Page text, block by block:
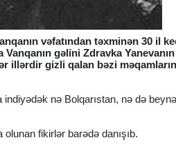
vəfatından təxminən 30 il
gəlini Zdravka Yanevanın
illərdir gizli qalan bəzi
nə Bolqarıstan, nə də
fikirlər barədə danışıb.